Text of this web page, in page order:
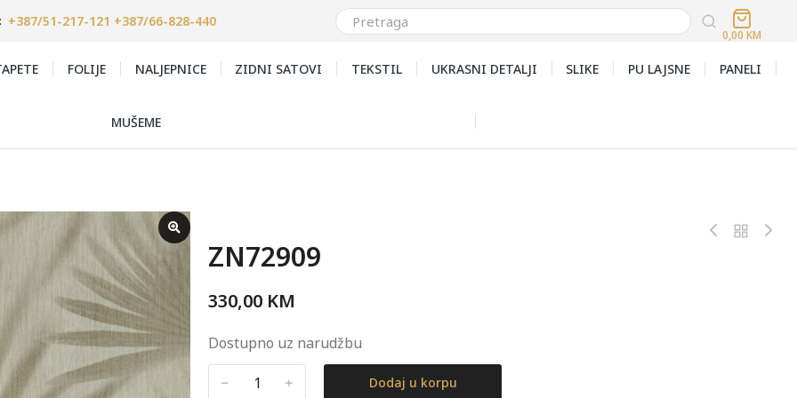
+387/51-217-121 +387/66-828-440
0,00 KM
FOLIJE NALJEPNICE ZIDNI SATOVI TEKSTIL UKRASNI DETALJI SLIKE PU LAJSNE PANELI
MUŠEME
ZN72909
330,00 KM
Dostupno uz narudžbu
﹣ ﹢ Dodaj u korpu